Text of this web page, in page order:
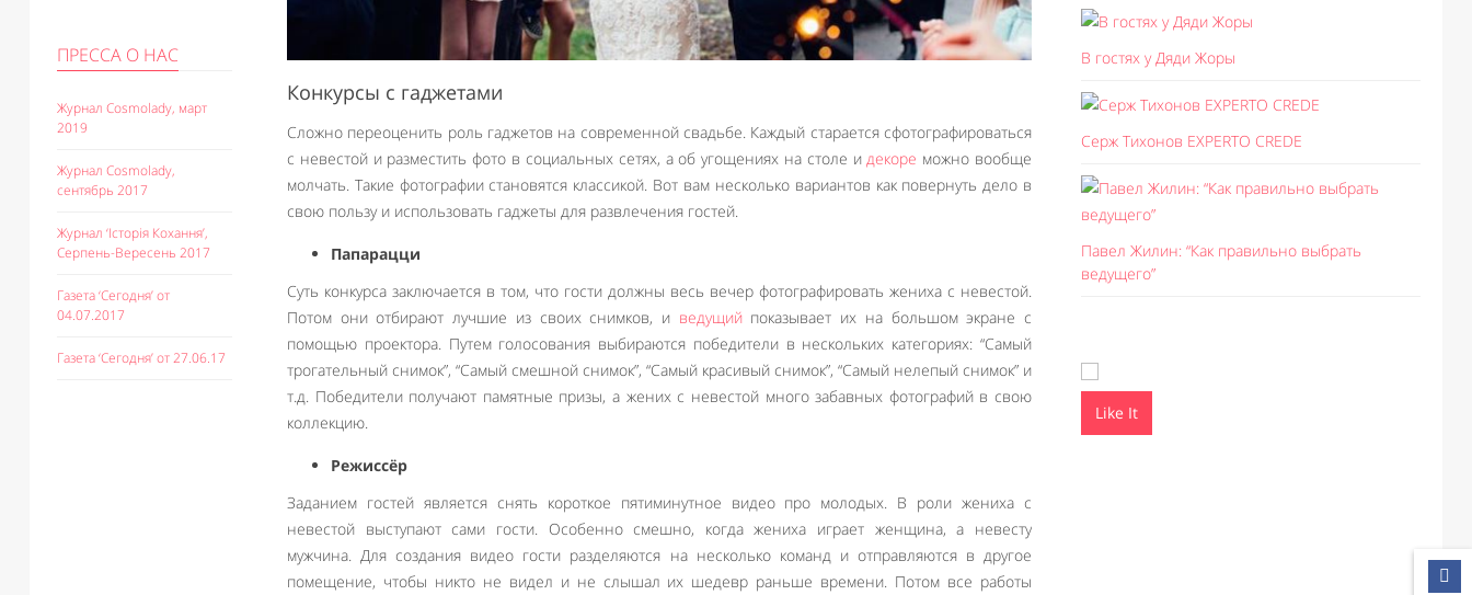
ПРЕССА О НАС
Журнал Cosmolady, март
2019
Журнал Cosmolady,
сентябрь 2017
Журнал ‘Історія Кохання’,
Серпень-Вересень 2017
Газета ‘Сегодня’ от
04.07.2017
Газета ‘Сегодня’ от 27.06.17
Конкурсы с гаджетами
Сложно переоценить роль гаджетов на современной свадьбе. Каждый старается сфотографироваться
с невестой и разместить фото в социальных сетях, а об угощениях на столе идекоре можно вообще
молчать. Такие фотографии становятся классикой. Вот вам несколько вариантов как повернуть дело в
свою пользу и использовать гаджеты для развлечения гостей.
Папарацци
Суть конкурса заключается в том, что гости должны весь вечер фотографировать жениха с невестой.
Потом они отбирают лучшие из своих снимков, и ведущийпоказывает их на большом экране с
помощью проектора. Путем голосования выбираются победители в нескольких категориях: “Самый
трогательный снимок”, “Самый смешной снимок”, “Самый красивый снимок”, “Самый нелепый снимок” и
т.д. Победители получают памятные призы, а жених с невестой много забавных фотографий в свою
коллекцию.
Режиссёр
Заданием гостей является снять короткое пятиминутное видео про молодых. В роли жениха с
невестой выступают сами гости. Особенно смешно, когда жениха играет женщина, а невесту
мужчина. Для создания видео гости разделяются на несколько команд и отправляются в другое
помещение, чтобы никто не видел и не слышал их шедевр раньше времени. Потом все работы
В гостях у Дяди Жоры
Серж Тихонов EXPERTO CREDE
Павел Жилин: “Как правильно выбрать
ведущего”
Like It